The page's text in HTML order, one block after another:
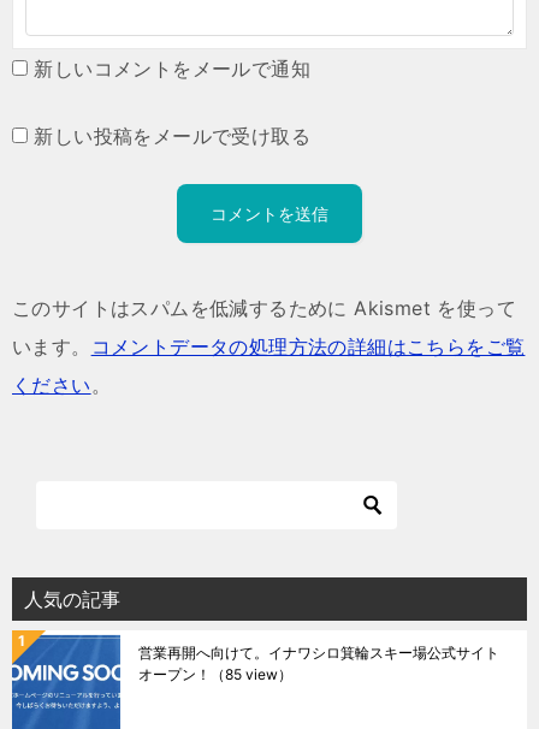
新しいコメントをメールで通知
新しい投稿をメールで受け取る
このサイトはスパムを低減するために Akismet を使って
います。
コメントデータの処理方法の詳細はこちらをご覧
ください。
人気の記事
営業再開へ向けて。イナワシロ箕輪スキー場公式サイト
オープン！
（85 view）